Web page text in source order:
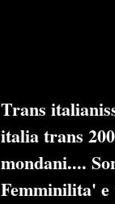
Trans
italia trans
mondani....
Femminilita'